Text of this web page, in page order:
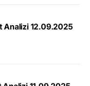
Analizi 12.09.2025